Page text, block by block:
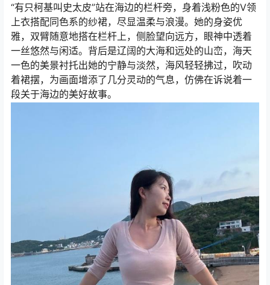
“有只柯基叫史太皮”站在海边的栏杆旁，身着浅粉色的V领
上衣搭配同色系的纱裙，尽显温柔与浪漫。她的身姿优
雅，双臂随意地搭在栏杆上，侧脸望向远方，眼神中透着
一丝悠然与闲适。背后是辽阔的大海和远处的山峦，海天
一色的美景衬托出她的宁静与淡然，海风轻轻拂过，吹动
着裙摆，为画面增添了几分灵动的气息，仿佛在诉说着一
段关于海边的美好故事。